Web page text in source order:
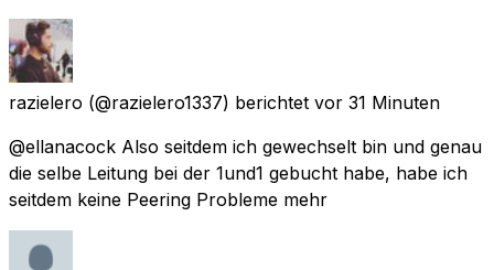
razielero (@razielero1337) berichtet vor 31 Minuten
@ellanacock Also seitdem ich gewechselt bin und genau
die selbe Leitung bei der 1und1 gebucht habe, habe ich
seitdem keine Peering Probleme mehr